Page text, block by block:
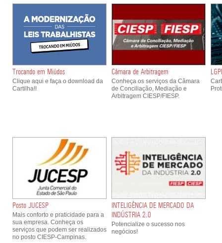
Trocando em Miúdos
Clique aqui e faça o download da
Cartilha!!
Câmara de Arbitragem
Conheça os serviços da Câmara
de Conciliação, Mediação e
Arbitragem CIESP/FIESP.
Posto JUCESP
Mais conforto e praticidade para a
sua empresa. Conheça os
serviços que podem ser realizados
no posto CIESP-Campinas.
INTELIGÊNCIA DE MERCADO DA
INDÚSTRIA 2.0
Potencialize o sucesso nos
negócios!